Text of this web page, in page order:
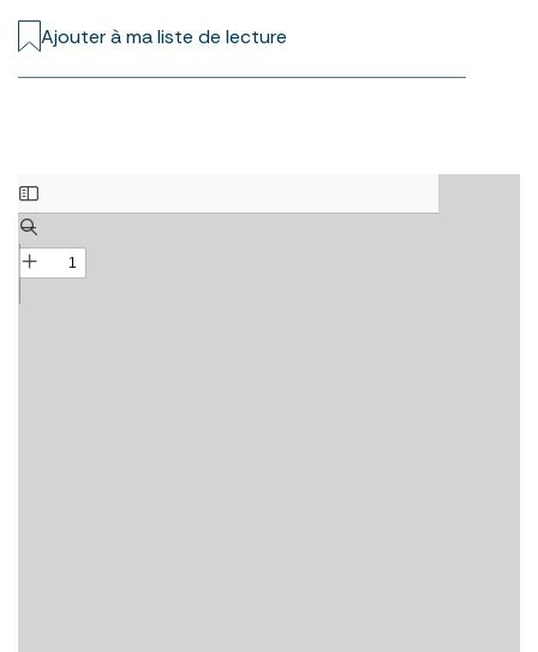
Ajouter à ma liste de lecture